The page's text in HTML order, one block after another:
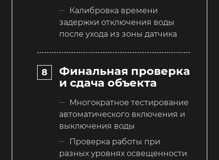
Калибровка времени
задержки отключения воды
после ухода из зоны датчика
Финальная проверка
и сдача объекта
Многократное тестирование
автоматического включения и
выключения воды
Проверка работы при
разных уровнях освещенности